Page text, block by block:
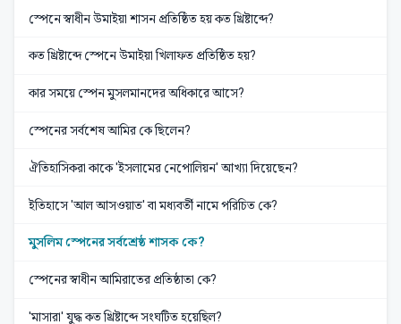
স্পেনে স্বাধীন উমাইয়া শাসন প্রতিষ্ঠিত হয় কত খ্রিষ্টাব্দে?
কত খ্রিষ্টাব্দে স্পেনে উমাইয়া খিলাফত প্রতিষ্ঠিত হয়?
কার সময়ে স্পেন মুসলমানদের অধিকারে আসে?
স্পেনের সর্বশেষ আমির কে ছিলেন?
ঐতিহাসিকরা কাকে 'ইসলামের নেপোলিয়ন' আখ্যা দিয়েছেন?
ইতিহাসে 'আল আসওয়াত' বা মধ্যবর্তী নামে পরিচিত কে?
মুসলিম স্পেনের সর্বশ্রেষ্ঠ শাসক কে?
স্পেনের স্বাধীন আমিরাতের প্রতিষ্ঠাতা কে?
'মাসারা' যুদ্ধ কত খ্রিষ্টাব্দে সংঘটিত হয়েছিল?